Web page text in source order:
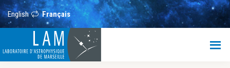
Passer
au
contenu
principal
Passer
à
la
Passer
au
pied
English Français